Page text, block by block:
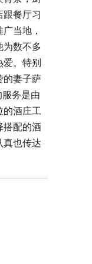
跟餐厅习
当地，
为数不多
爱。特别
的妻子萨
服务是由
的酒庄工
搭配的酒
真也传达